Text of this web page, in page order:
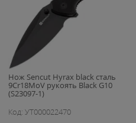
Нож Sencut Hyrax black сталь
9Cr18MoV рукоять Black G10
(S23097-1)
Код: УТ000022470